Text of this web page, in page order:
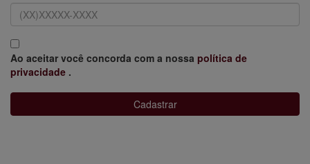
Ao aceitar você concorda com a nossa política de
privacidade .
Cadastrar